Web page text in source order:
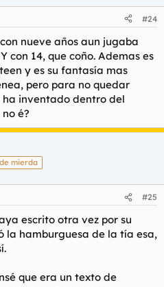
#24
nueve años aun jugaba
con 14, que coño. Ademas es
y es su fantasía mas
pero para no quedar
ha inventado dentro del
é?
mierda
#25
escrito otra vez por su
la hamburguesa de la tía esa,
que era un texto de